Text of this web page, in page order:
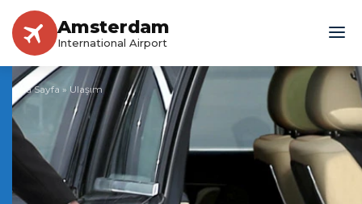
Amsterdam
International Airport
Ana Sayfa » Ulaşım